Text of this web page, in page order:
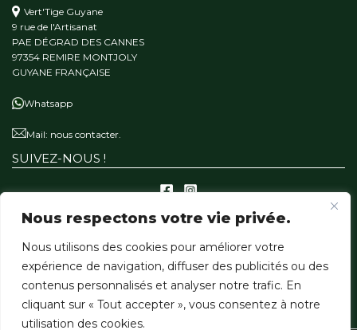
Nous respectons votre vie privée.
Nous utilisons des cookies pour améliorer votre
expérience de navigation, diffuser des publicités ou des
contenus personnalisés et analyser notre trafic. En
cliquant sur « Tout accepter », vous consentez à notre
utilisation des cookies.
Vert'Tige Guyane
9 rue de l'Artisanat
PAE DÉGRAD DES CANNES
97354 REMIRE MONTJOLY
GUYANE FRANÇAISE
Whatsapp
Mail: nous contacter.
SUIVEZ-NOUS !
A PROPOS
Notre mission
Nos matériaux